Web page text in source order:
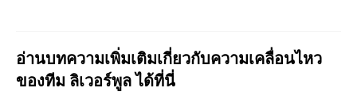
อ่านบทความเพิ่มเติมเกี่ยวกับความเคลื่อนไหว
ของทีม ลิเวอร์พูล ได้ที่นี่